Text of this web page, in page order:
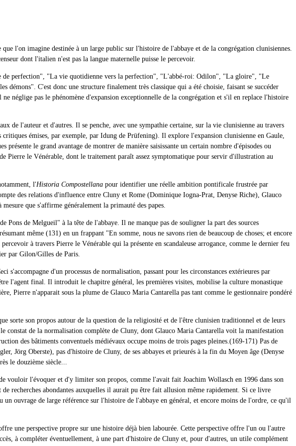
l'on imagine destinée à un large public sur l'histoire de l'abbaye et de la congrégation clunisiennes.
dont l'italien n'est pas la langue maternelle puisse le percevoir.
de perfection", "La vie quotidienne vers la perfection", "L'abbé-roi: Odilon", "La gloire", "Le
C'est donc une structure finalement très classique qui a été choisie, faisant se succéder
néglige pas le phénomène d'expansion exceptionnelle de la congrégation et s'il en replace l'histoire
de l'auteur et d'autres. Il se penche, avec une sympathie certaine, sur la vie clunisienne au travers
émises, par exemple, par Idung de Prüfening). Il explore l'expansion clunisienne en Gaule,
le grand avantage de montrer de manière saisissante un certain nombre d'épisodes ou
Pierre le Vénérable, dont le traitement paraît assez symptomatique pour servir d'illustration au
l'Historia Compostellana pour identifier une réelle ambition pontificale frustrée par
des relations d'influence entre Cluny et Rome (Dominique Iogna-Prat, Denyse Riche), Glauco
que s'affirme généralement la primauté des papes.
Pons de Melgueil" à la tête de l'abbaye. Il ne manque pas de souligner la part des sources
même (131) en un frappant "En somme, nous ne savons rien de beaucoup de choses; et encore
à travers Pierre le Vénérable qui la présente en scandaleuse arrogance, comme le dernier feu
par Gilon/Gilles de Paris.
s'accompagne d'un processus de normalisation, passant pour les circonstances extérieures par
l'agent final. Il introduit le chapitre général, les premières visites, mobilise la culture monastique
Pierre n'apparait sous la plume de Glauco Maria Cantarella pas tant comme le gestionnaire pondéré
sorte son propos autour de la question de la religiosité et de l'être clunisien traditionnel et de leurs
constat de la normalisation complète de Cluny, dont Glauco Maria Cantarella voit la manifestation
des bâtiments conventuels médiévaux occupe moins de trois pages pleines.(169-171) Pas de
Jörg Oberste), pas d'histoire de Cluny, de ses abbayes et prieurés à la fin du Moyen âge (Denyse
le douzième siècle...
l'évoquer et d'y limiter son propos, comme l'avait fait Joachim Wollasch en 1996 dans son
recherches abondantes auxquelles il aurait pu être fait allusion même rapidement. Si ce livre
ouvrage de large référence sur l'histoire de l'abbaye en général, et encore moins de l'ordre, ce qu'il
une perspective propre sur une histoire déjà bien labourée. Cette perspective offre l'un ou l'autre
à compléter éventuellement, à une part d'histoire de Cluny et, pour d'autres, un utile complément